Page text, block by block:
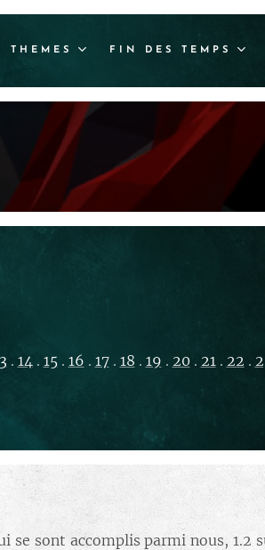
THEMES FIN DES TEMPS
. 14. 15. 16 . 17. 18 . 19 . 20 . 21. 22 .
se sont accomplis parmi nous,